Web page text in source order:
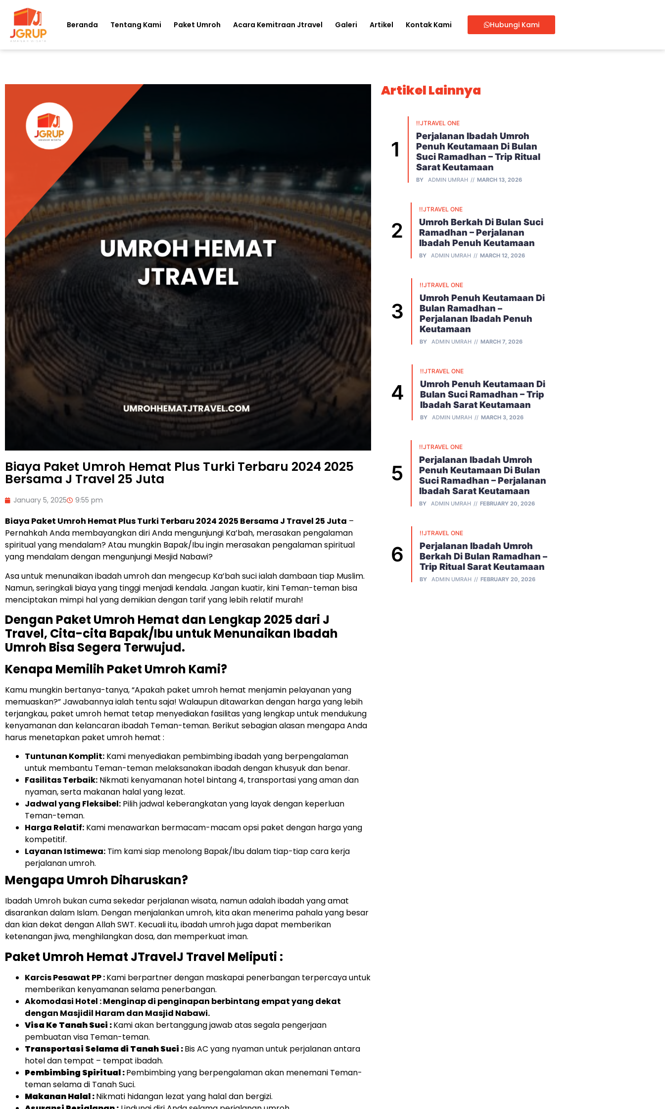
Beranda Tentang Kami Paket Umroh Acara Kemitraan Jtravel Galeri Artikel Kontak Kami Hubungi Kami
Biaya Paket Umroh Hemat Plus Turki Terbaru 2024 2025
Bersama J Travel 25 Juta
January 5, 2025 9:55 pm
Biaya Paket Umroh Hemat Plus Turki Terbaru 2024 2025 Bersama J Travel 25 Juta –
Pernahkah Anda membayangkan diri Anda mengunjungi Ka’bah, merasakan pengalaman
spiritual yang mendalam? Atau mungkin Bapak/Ibu ingin merasakan pengalaman spiritual
yang mendalam dengan mengunjungi Mesjid Nabawi?
Asa untuk menunaikan ibadah umroh dan mengecup Ka’bah suci ialah dambaan tiap Muslim.
Namun, seringkali biaya yang tinggi menjadi kendala. Jangan kuatir, kini Teman-teman bisa
menciptakan mimpi hal yang demikian dengan tarif yang lebih relatif murah!
Dengan Paket Umroh Hemat dan Lengkap 2025 dari J
Travel, Cita-cita Bapak/Ibu untuk Menunaikan Ibadah
Umroh Bisa Segera Terwujud.
Kenapa Memilih Paket Umroh Kami?
Kamu mungkin bertanya-tanya, “Apakah paket umroh hemat menjamin pelayanan yang
memuaskan?” Jawabannya ialah tentu saja! Walaupun ditawarkan dengan harga yang lebih
terjangkau, paket umroh hemat tetap menyediakan fasilitas yang lengkap untuk mendukung
kenyamanan dan kelancaran ibadah Teman-teman. Berikut sebagian alasan mengapa Anda
harus menetapkan paket umroh hemat :
Tuntunan Komplit: Kami menyediakan pembimbing ibadah yang berpengalaman
untuk membantu Teman-teman melaksanakan ibadah dengan khusyuk dan benar.
Fasilitas Terbaik: Nikmati kenyamanan hotel bintang 4, transportasi yang aman dan
nyaman, serta makanan halal yang lezat.
Jadwal yang Fleksibel: Pilih jadwal keberangkatan yang layak dengan keperluan
Teman-teman.
Harga Relatif: Kami menawarkan bermacam-macam opsi paket dengan harga yang
kompetitif.
Layanan Istimewa: Tim kami siap menolong Bapak/Ibu dalam tiap-tiap cara kerja
perjalanan umroh.
Mengapa Umroh Diharuskan?
Ibadah Umroh bukan cuma sekedar perjalanan wisata, namun adalah ibadah yang amat
disarankan dalam Islam. Dengan menjalankan umroh, kita akan menerima pahala yang besar
dan kian dekat dengan Allah SWT. Kecuali itu, ibadah umroh juga dapat memberikan
ketenangan jiwa, menghilangkan dosa, dan memperkuat iman.
Paket Umroh Hemat JTravelJ Travel Meliputi :
Karcis Pesawat PP :Kami berpartner dengan maskapai penerbangan terpercaya untuk
memberikan kenyamanan selama penerbangan.
Akomodasi Hotel : Menginap di penginapan berbintang empat yang dekat
dengan Masjidil Haram dan Masjid Nabawi.
Visa Ke Tanah Suci :Kami akan bertanggung jawab atas segala pengerjaan
pembuatan visa Teman-teman.
Transportasi Selama di Tanah Suci :Bis AC yang nyaman untuk perjalanan antara
hotel dan tempat – tempat ibadah.
Pembimbing Spiritual :Pembimbing yang berpengalaman akan menemani Teman-
teman selama di Tanah Suci.
Makanan Halal :Nikmati hidangan lezat yang halal dan bergizi.
Artikel Lainnya
!!JTRAVEL ONE
Perjalanan Ibadah Umroh
Penuh Keutamaan Di Bulan
Suci Ramadhan – Trip Ritual
Sarat Keutamaan
BY ADMIN UMRAH MARCH 13, 2026
!!JTRAVEL ONE
Umroh Berkah Di Bulan Suci
Ramadhan – Perjalanan
Ibadah Penuh Keutamaan
BY ADMIN UMRAH MARCH 12, 2026
!!JTRAVEL ONE
Umroh Penuh Keutamaan Di
Bulan Ramadhan –
Perjalanan Ibadah Penuh
Keutamaan
BY ADMIN UMRAH MARCH 7, 2026
!!JTRAVEL ONE
Umroh Penuh Keutamaan Di
Bulan Suci Ramadhan – Trip
Ibadah Sarat Keutamaan
BY ADMIN UMRAH MARCH 3, 2026
!!JTRAVEL ONE
Perjalanan Ibadah Umroh
Penuh Keutamaan Di Bulan
Suci Ramadhan – Perjalanan
Ibadah Sarat Keutamaan
BY ADMIN UMRAH FEBRUARY 20, 2026
!!JTRAVEL ONE
Perjalanan Ibadah Umroh
Berkah Di Bulan Ramadhan –
Trip Ritual Sarat Keutamaan
BY ADMIN UMRAH FEBRUARY 20, 2026